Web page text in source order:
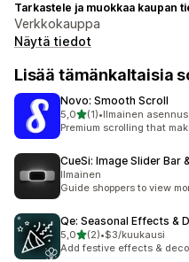
Tarkastele ja muokkaa kaupan
Verkkokauppa
Näytä tiedot
Lisää tämänkaltaisia
Novo: Smooth Scroll
5,0/ 5 tähteä
(1)
1 arvostelua yhteensä
•Ilmainen asennus
Premium scrolling that
CueSi: Image Slider Bar
Ilmainen
Guide shoppers to view
Qe: Seasonal Effects &
5,0/ 5 tähteä
(2)
2 arvostelua yhteensä
•$3/kuukausi
Add festive effects &